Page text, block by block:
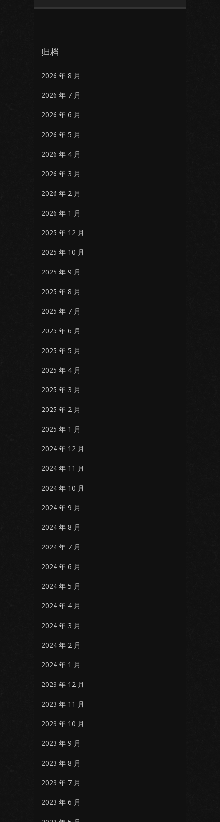
归档
2026 年 8 月
2026 年 7 月
2026 年 6 月
2026 年 5 月
2026 年 4 月
2026 年 3 月
2026 年 2 月
2026 年 1 月
2025 年 12 月
2025 年 10 月
2025 年 9 月
2025 年 8 月
2025 年 7 月
2025 年 6 月
2025 年 5 月
2025 年 4 月
2025 年 3 月
2025 年 2 月
2025 年 1 月
2024 年 12 月
2024 年 11 月
2024 年 10 月
2024 年 9 月
2024 年 8 月
2024 年 7 月
2024 年 6 月
2024 年 5 月
2024 年 4 月
2024 年 3 月
2024 年 2 月
2024 年 1 月
2023 年 12 月
2023 年 11 月
2023 年 10 月
2023 年 9 月
2023 年 8 月
2023 年 7 月
2023 年 6 月